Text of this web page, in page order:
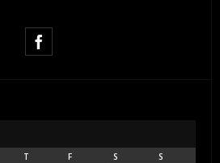
T F S S